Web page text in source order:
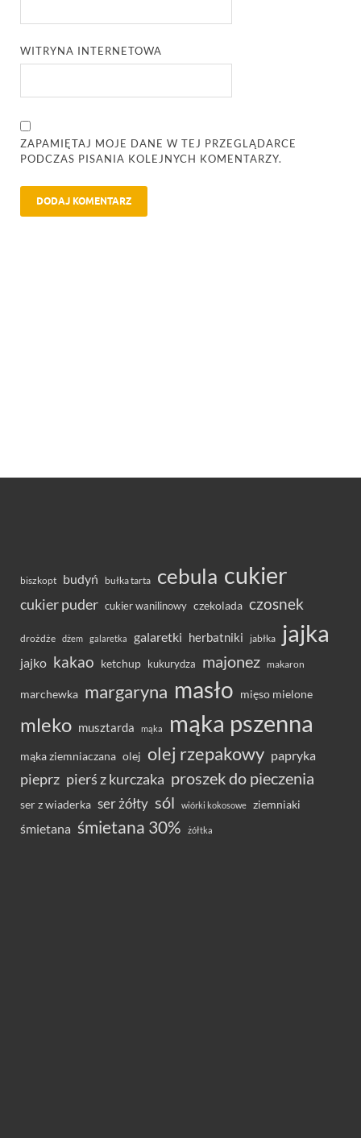
WITRYNA INTERNETOWA
ZAPAMIĘTAJ MOJE DANE W TEJ PRZEGLĄDARCE
PODCZAS PISANIA KOLEJNYCH KOMENTARZY.
biszkopt budyń bułka tarta cebula cukier
cukier puder cukier wanilinowy czekolada czosnek
drożdże dżem galaretka galaretki herbatniki jabłka jajka
jajko kakao ketchup kukurydza majonez makaron
marchewka margaryna masło mięso mielone
mleko musztarda mąka mąka pszenna
mąka ziemniaczana olej olej rzepakowy papryka
pieprz pierś z kurczaka proszek do pieczenia
ser z wiaderka ser żółty sól wiórki kokosowe ziemniaki
śmietana śmietana 30% żółtka